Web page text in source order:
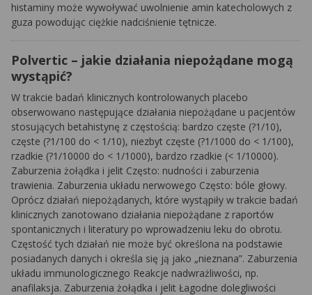
histaminy może wywoływać uwolnienie amin katecholowych z
guza powodując ciężkie nadciśnienie tętnicze.
Polvertic – jakie działania niepożądane mogą
wystąpić?
W trakcie badań klinicznych kontrolowanych placebo
obserwowano następujące działania niepożądane u pacjentów
stosujących betahistynę z częstością: bardzo częste (?1/10),
częste (?1/100 do < 1/10), niezbyt częste (?1/1000 do < 1/100),
rzadkie (?1/10000 do < 1/1000), bardzo rzadkie (< 1/10000).
Zaburzenia żołądka i jelit Często: nudności i zaburzenia
trawienia. Zaburzenia układu nerwowego Często: bóle głowy.
Oprócz działań niepożądanych, które wystąpiły w trakcie badań
klinicznych zanotowano działania niepożądane z raportów
spontanicznych i literatury po wprowadzeniu leku do obrotu.
Częstość tych działań nie może być określona na podstawie
posiadanych danych i określa się ją jako „nieznana”. Zaburzenia
układu immunologicznego Reakcje nadwrażliwości, np.
anafilaksja. Zaburzenia żołądka i jelit Łagodne dolegliwości